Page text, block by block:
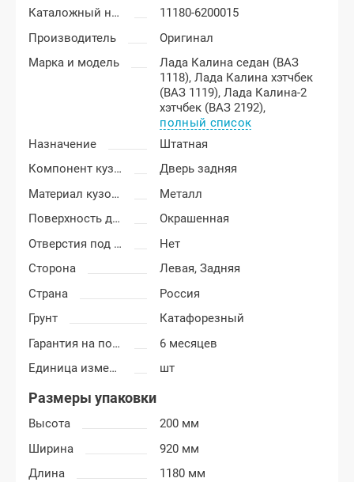
Каталожный номер
11180-6200015
Производитель
Оригинал
Марка и модель
Лада Калина седан (ВАЗ
1118),Лада Калина хэтчбек
(ВАЗ 1119),Лада Калина-2
хэтчбек (ВАЗ 2192),
полный список
Назначение
Штатная
Компонент кузова
Дверь задняя
Материал кузовных деталей
Металл
Поверхность двери
Окрашенная
Отверстия под молдинг
Нет
Сторона
Левая,Задняя
Страна
Россия
Грунт
Катафорезный
Гарантия на покраску
6 месяцев
Единица измерения
шт
Размеры упаковки
Высота
200 мм
Ширина
920 мм
Длина
1180 мм